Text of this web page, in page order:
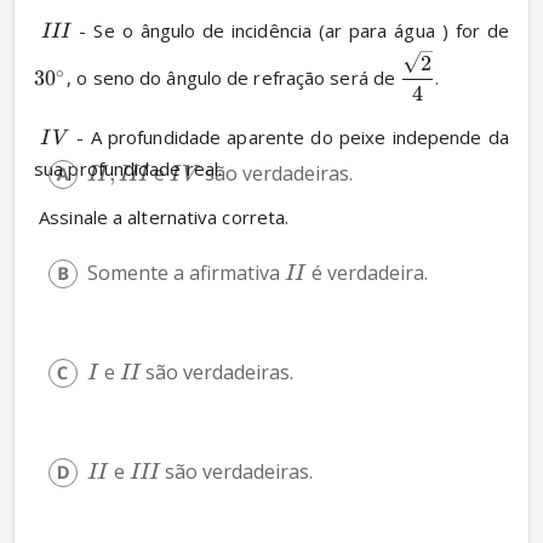
III - Se o ângulo de incidência (ar para água ) for de
30∘ , o seno do ângulo de refração será de
4
2
.
I V - A profundidade aparente do peixe independe da
sua profundidade real.
Assinale a alternativa correta.
II,III e I V são verdadeiras.
Somente a afirmativa II é verdadeira.
I e II são verdadeiras.
II e III são verdadeiras.